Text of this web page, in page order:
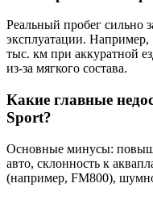
Реальный пробег сильно
эксплуатации.
тыс. км при аккуратной
из-за мягкого состава.
Какие главные
Sport?
Основные минусы:
авто, склонность к
(например, FM800),